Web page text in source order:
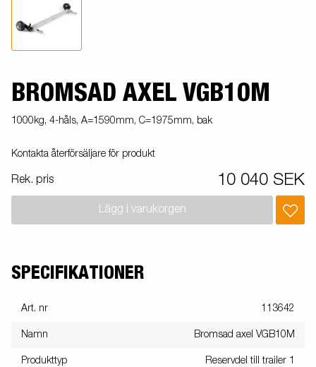
BROMSAD AXEL VGB10M
1000kg, 4-håls, A=1590mm, C=1975mm, bak
Kontakta återförsäljare för produkt
Rek. pris 10 040 SEK
Lägg i varukorgen
SPECIFIKATIONER
Art. nr 113642
Namn Bromsad axel VGB10M
Produkttyp Reservdel till trailer 1